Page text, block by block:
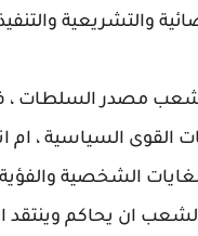
والتشريعية
مصدر السلطات ،
القوى السياسية ، ام
الشخصية والفؤية
ان يحاكم وينتقد